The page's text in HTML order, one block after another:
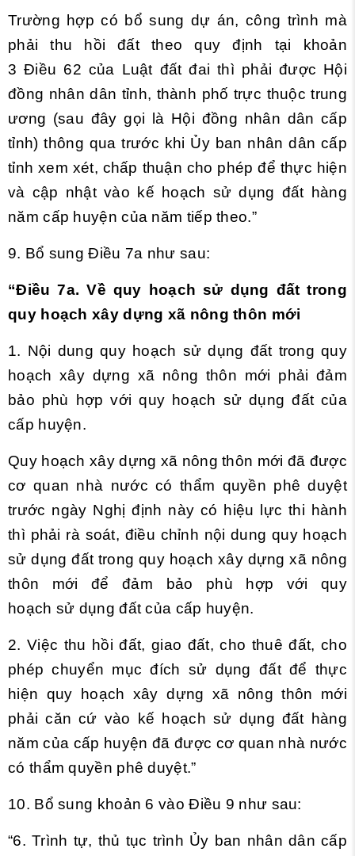
Trường hợp có bổ sung dự án, công trình mà
phải thu hồi đất theo quy định tại
khoản
3 Điều 62 của Luật đất đai thì phải được Hội
đồng nhân dân tỉnh, thành phố trực thuộc trung
ương (sau đây gọi là Hội đồng nhân dân cấp
tỉnh) thông qua trước khi Ủy ban nhân dân cấp
tỉnh xem xét, chấp thuận cho phép để thực hiện
và cập nhật vào kế hoạch sử dụng đất hàng
năm cấp huyện của năm tiếp theo.”
9. Bổ sung Điều 7a như sau:
“Điều 7a. Về quy hoạch sử dụng đất trong
quy hoạch xây dựng xã nông thôn mới
1. Nội dung quy hoạch sử dụng đất trong quy
hoạch xây dựng xã nông thôn mới phải đảm
bảo phù hợp với quy hoạch sử dụng đất của
cấp huyện.
Quy hoạch xây dựng xã nông thôn mới đã được
cơ quan nhà nước có thẩm quyền phê duyệt
trước ngày Nghị định này có hiệu lực thi hành
thì phải rà soát, điều chỉnh nội dung quy hoạch
sử dụng đất trong quy hoạch xây dựng xã nông
thôn mới để đảm bảo phù hợp với quy
hoạch sử dụng đất của cấp huyện.
2. Việc thu hồi đất, giao đất, cho thuê đất, cho
phép chuyển mục đích sử dụng đất để thực
hiện quy hoạch xây dựng xã nông thôn mới
phải căn cứ vào kế hoạch sử dụng đất hàng
năm của cấp huyện đã được cơ quan nhà nước
có thẩm quyền phê duyệt.”
10. Bổ sung khoản 6 vàoĐiều 9 như sau:
“6. Trình tự, thủ tục trình Ủy ban nhân dân cấp